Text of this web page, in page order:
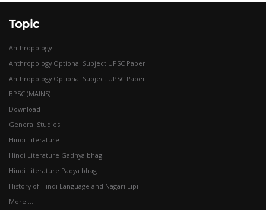
Topic
Anthropology
Anthropology Optional Subject UPSC Paper I
Anthropology Optional Subject UPSC Paper II
BPSC (MAINS)
Download
General Studies
Hindi Literature
Hindi Literature Gadhya bhag
Hindi Literature Padya bhag
History of Hindi Language and Nagari Lipi
More ...